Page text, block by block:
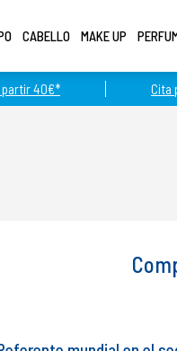
partir 40€* Cita
CABELLO MAKE UP